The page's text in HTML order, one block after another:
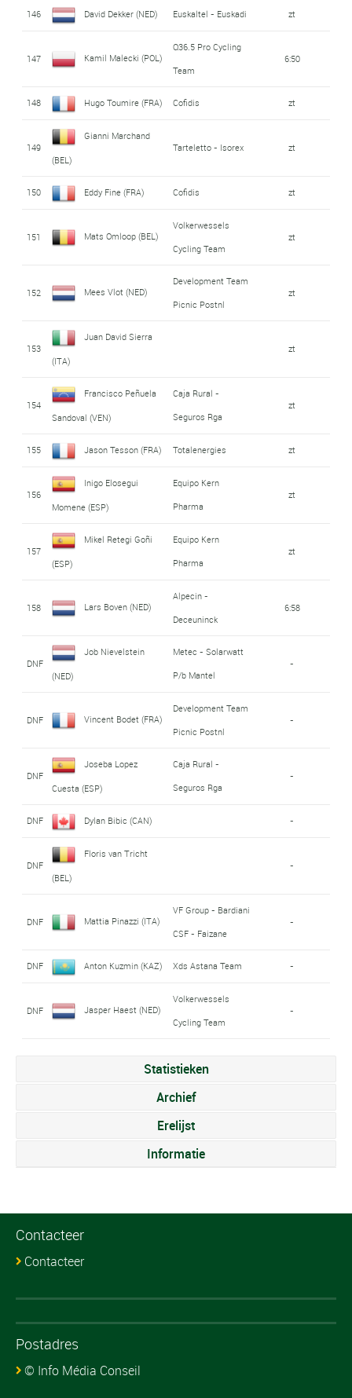
146 David Dekker (NED) Euskaltel - Euskadi zt
147 Kamil Malecki (POL)
Q36.5 Pro Cycling
Team
6:50
148 Hugo Toumire (FRA) Cofidis zt
149
Gianni Marchand
(BEL)
Tarteletto - Isorex zt
150 Eddy Fine (FRA) Cofidis zt
151 Mats Omloop (BEL)
Volkerwessels
Cycling Team
zt
152 Mees Vlot (NED)
Development Team
Picnic Postnl
zt
153
Juan David Sierra
(ITA)
zt
154
Francisco Peñuela
Sandoval (VEN)
Caja Rural -
Seguros Rga
zt
155 Jason Tesson (FRA) Totalenergies zt
156
Inigo Elosegui
Momene (ESP)
Equipo Kern
Pharma
zt
157
Mikel Retegi Goñi
(ESP)
Equipo Kern
Pharma
zt
158 Lars Boven (NED)
Alpecin -
Deceuninck
6:58
DNF
Job Nievelstein
(NED)
Metec - Solarwatt
P/b Mantel
-
DNF Vincent Bodet (FRA)
Development Team
Picnic Postnl
-
DNF
Joseba Lopez
Cuesta (ESP)
Caja Rural -
Seguros Rga
-
DNF Dylan Bibic (CAN) -
DNF
Floris van Tricht
(BEL)
-
DNF Mattia Pinazzi (ITA)
VF Group - Bardiani
CSF - Faizane
-
DNF Anton Kuzmin (KAZ) Xds Astana Team -
DNF Jasper Haest (NED)
Volkerwessels
Cycling Team
-
Statistieken
Archief
Erelijst
Informatie
Contacteer
Contacteer
Postadres
© Info Média Conseil